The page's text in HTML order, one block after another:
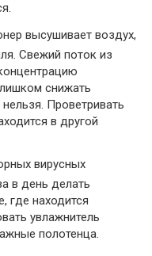
высушивает воздух,
Свежий поток из
снижать
Проветривать
в другой
вирусных
в день делать
где находится
увлажнитель
полотенца.